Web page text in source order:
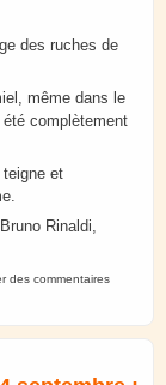
des ruches de
même dans le
complètement
et
Rinaldi,
Schiltigheim
des commentaires